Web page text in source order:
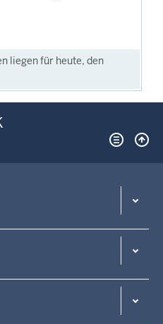
liegen für heute, den